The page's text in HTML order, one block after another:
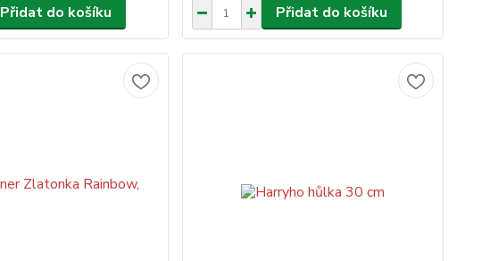
Přidat do košíku Přidat do košíku